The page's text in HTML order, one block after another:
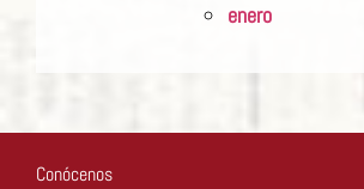
enero
Conócenos